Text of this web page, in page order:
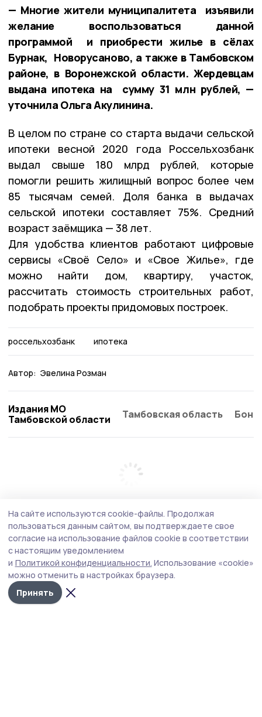
— Многие жители муниципалитета изъявили
желание воспользоваться данной
программой и приобрести жилье в сёлах
Бурнак, Новорусаново, а также в Тамбовском
районе, в Воронежской области. Жердевцам
выдана ипотека на сумму 31 млн рублей, —
уточнила Ольга Акулинина.
В целом по стране со старта выдачи сельской
ипотеки весной 2020 года Россельхозбанк
выдал свыше 180 млрд рублей, которые
помогли решить жилищный вопрос более чем
85 тысячам семей. Доля банка в выдачах
сельской ипотеки составляет 75%. Средний
возраст заёмщика — 38 лет.
Для удобства клиентов работают цифровые
сервисы «Своё Село» и «Свое Жилье», где
можно найти дом, квартиру, участок,
рассчитать стоимость строительных работ,
подобрать проекты придомовых построек.
россельхозбанк ипотека
Автор: Эвелина Розман
Издания МО
Тамбовской области
Тамбовская область
На сайте используются cookie-файлы. Продолжая
пользоваться данным сайтом, вы подтверждаете свое
согласие на использование файлов cookie в соответствии
с настоящим уведомлением
и Политикой конфиденциальности. Использование «cookie»
можно отменить в настройках браузера.
Принять